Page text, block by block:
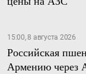
15:00, 8 августа 2026
Российская
Армению через